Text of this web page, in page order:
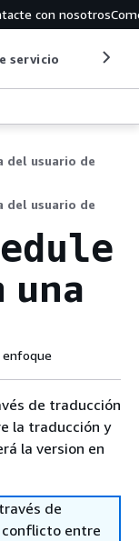
con nosotros
servicio
del usuario de
del usuario de
una
enfoque
de traducción
la traducción y
la version en
de
conflicto entre